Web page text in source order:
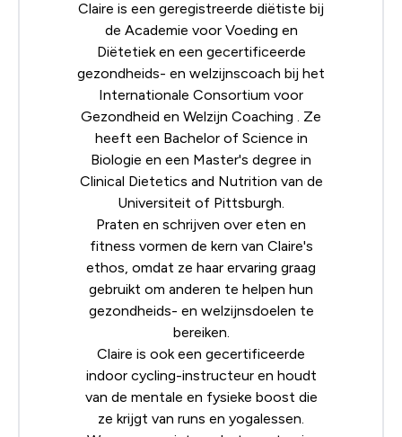
Claire is een geregistreerde diëtiste bij
de Academie voor Voeding en
Diëtetieken een gecertificeerde
gezondheids- en welzijnscoach bij het
Internationale Consortium voor
Gezondheid en Welzijn Coaching . Ze
heeft een Bachelor of Science in
Biologie en een Master's degree in
Clinical Dietetics and Nutrition van de
Universiteit of Pittsburgh.
Praten en schrijven over eten en
fitness vormen de kern van Claire's
ethos, omdat ze haar ervaring graag
gebruikt om anderen te helpen hun
gezondheids- en welzijnsdoelen te
bereiken.
Claire is ook een gecertificeerde
indoor cycling-instructeur en houdt
van de mentale en fysieke boost die
ze krijgt van runs en yogalessen.